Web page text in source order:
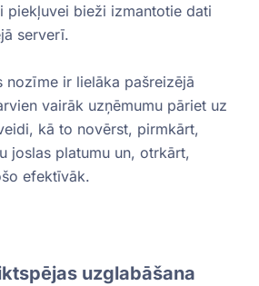
piekļuvei bieži izmantotie dati
serverī.
nozīme ir lielāka pašreizējā
vairāk uzņēmumu pāriet uz
kā to novērst, pirmkārt,
joslas platumu un, otrkārt,
efektīvāk.
uzglabāšana